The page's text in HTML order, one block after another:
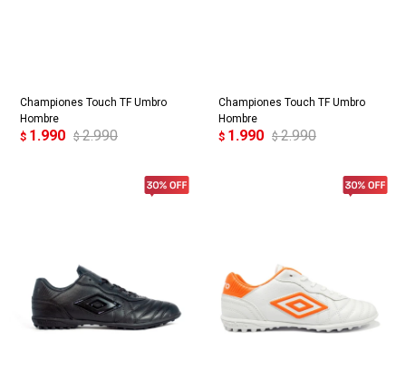
Championes Touch TF Umbro
Hombre
$ 1.990 $ 2.990
Championes Touch TF Umbro
Hombre
$ 1.990 $ 2.990